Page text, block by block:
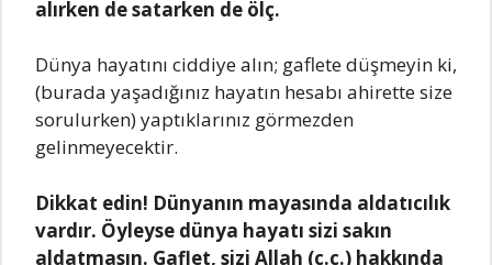
alırken de satarken de ölç.
Dünya hayatını ciddiye alın; gaflete düşmeyin ki,
(burada yaşadığınız hayatın hesabı ahirette size
sorulurken) yaptıklarınız görmezden
gelinmeyecektir.
Dikkat edin! Dünyanın mayasında aldatıcılık
vardır. Öyleyse dünya hayatı sizi sakın
aldatmasın. Gaflet, sizi Allah (c.c.) hakkında